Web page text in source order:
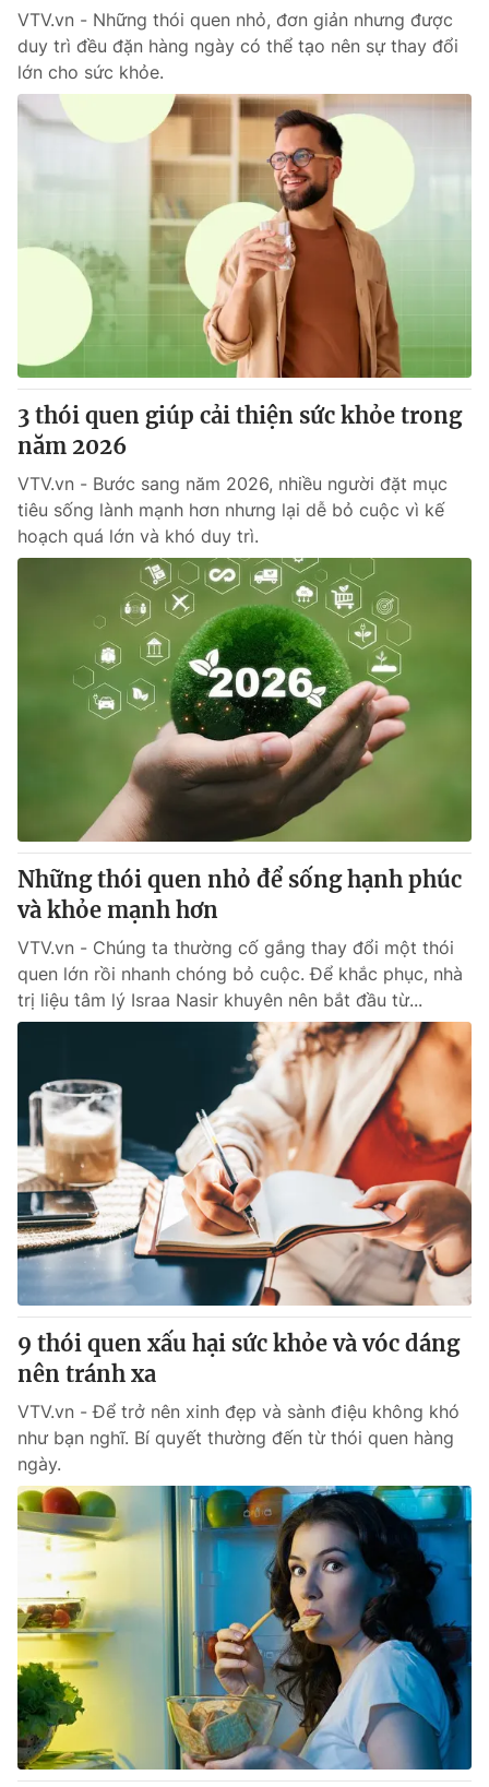
Liên hệ tòa soạn English
THỜI BÁO VTV
Theo dõi báo trên
Cơ quan chủ quản:
Đài Truyền hình Việt Nam
Cơ quan báo chí:
Thời báo VTV
Giấy phép hoạt động báo in và báo điện tử số 483/GP-BTTTT
cấp ngày 29/12/2023
Tổng Biên tập:Vũ Thanh Thủy
Phó Tổng Biên tập:Nguyễn Thị Mỹ Hạnh, Phạm Quốc Thắng,
Nguyễn Trọng Ninh
Tổng đài VTV:024.38 355 931 - 024.38 355 932
Ðiện thoại Thời báo VTV: 024.66 897 897
Email:toasoan@vtv.vn
Liên hệ quảng cáo:024-7300.7108
® Cấm sao chép dưới mọi hình thức nếu không có sự chấp
thuận bằng văn bản. Ghi rõ nguồn VTV.vn khi phát hành lại
thông tin từ website này.
VTV.vn - Những thói quen nhỏ, đơn giản nhưng được
duy trì đều đặn hàng ngày có thể tạo nên sự thay đổi
lớn cho sức khỏe.
3 thói quen giúp cải thiện sức khỏe trong
năm 2026
VTV.vn - Bước sang năm 2026, nhiều người đặt mục
tiêu sống lành mạnh hơn nhưng lại dễ bỏ cuộc vì kế
hoạch quá lớn và khó duy trì.
Những thói quen nhỏ để sống hạnh phúc
và khỏe mạnh hơn
VTV.vn - Chúng ta thường cố gắng thay đổi một thói
quen lớn rồi nhanh chóng bỏ cuộc. Để khắc phục, nhà
trị liệu tâm lý Israa Nasir khuyên nên bắt đầu từ...
9 thói quen xấu hại sức khỏe và vóc dáng
nên tránh xa
VTV.vn - Để trở nên xinh đẹp và sành điệu không khó
như bạn nghĩ. Bí quyết thường đến từ thói quen hàng
ngày.